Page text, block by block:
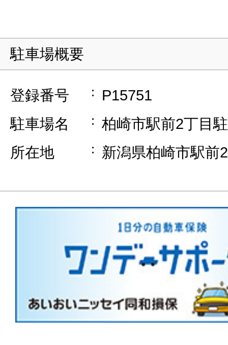
駐車場概要
登録番号
P15751
駐車場名
柏崎市駅前2丁目
所在地
新潟県柏崎市駅前